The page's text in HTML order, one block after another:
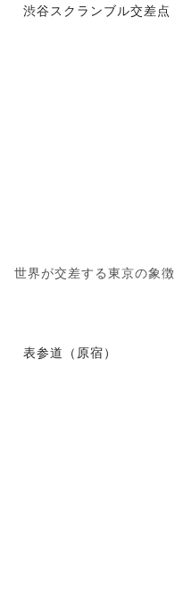
渋谷スクランブル交差点
世界が交差する東京の象徴
表参道（原宿）